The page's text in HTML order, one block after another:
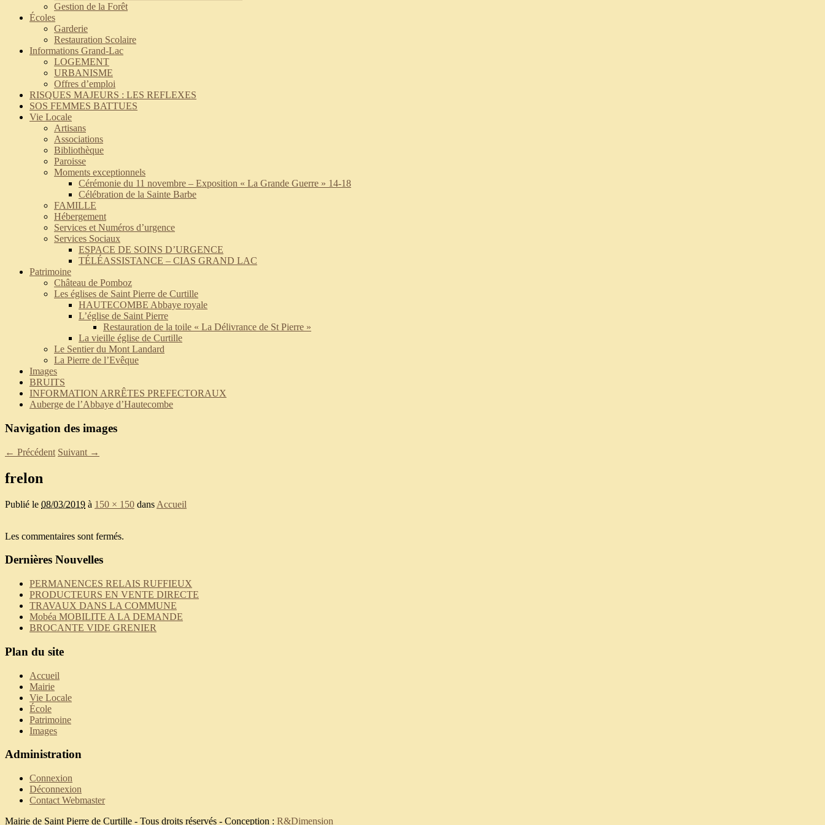
Gestion de la Forêt
Écoles
Garderie
Restauration Scolaire
Informations Grand-Lac
LOGEMENT
URBANISME
Offres d’emploi
RISQUES MAJEURS : LES REFLEXES
SOS FEMMES BATTUES
Vie Locale
Artisans
Associations
Bibliothèque
Paroisse
Moments exceptionnels
Cérémonie du 11 novembre – Exposition « La Grande Guerre » 14-18
Célébration de la Sainte Barbe
FAMILLE
Hébergement
Services et Numéros d’urgence
Services Sociaux
ESPACE DE SOINS D’URGENCE
TÉLÉASSISTANCE – CIAS GRAND LAC
Patrimoine
Château de Pomboz
Les églises de Saint Pierre de Curtille
HAUTECOMBE Abbaye royale
L’église de Saint Pierre
Restauration de la toile « La Délivrance de St Pierre »
La vieille église de Curtille
Le Sentier du Mont Landard
La Pierre de l’Evêque
Images
BRUITS
INFORMATION ARRÊTES PREFECTORAUX
Auberge de l’Abbaye d’Hautecombe
Navigation des images
← Précédent Suivant →
frelon
Publié le 08/03/2019 à 150 × 150 dans Accueil
Les commentaires sont fermés.
Dernières Nouvelles
PERMANENCES RELAIS RUFFIEUX
PRODUCTEURS EN VENTE DIRECTE
TRAVAUX DANS LA COMMUNE
Mobéa MOBILITE A LA DEMANDE
BROCANTE VIDE GRENIER
Plan du site
Accueil
Mairie
Vie Locale
École
Patrimoine
Images
Administration
Connexion
Déconnexion
Contact Webmaster
Mairie de Saint Pierre de Curtille - Tous droits réservés - Conception : R&Dimension